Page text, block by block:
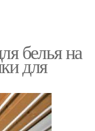
белья на
для